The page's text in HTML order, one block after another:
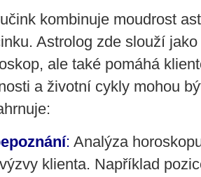
kombinuje moudrost
Astrolog zde slouží
ale také pomáhá
a životní cykly mohou
: Analýza
klienta. Například